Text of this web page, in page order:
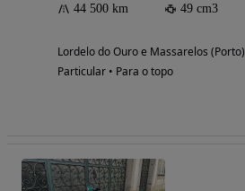
44 500 km 49 cm3
Lordelo do Ouro e Massarelos (Porto)
Particular • Para o topo